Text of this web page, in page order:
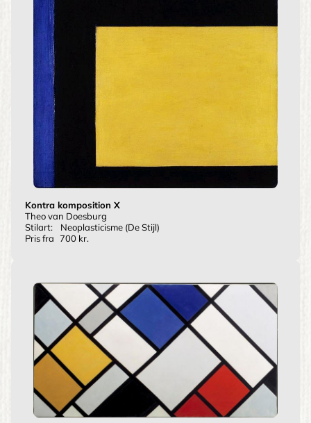
Kontra komposition X
Theo van Doesburg
Stilart:
Neoplasticisme (De Stijl)
Pris fra 700 kr.